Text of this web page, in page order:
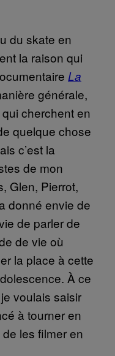
du skate en
la raison qui
La
générale,
qui cherchent en
quelque chose
c’est la
de mon
Glen, Pierrot,
donné envie de
de parler de
de vie où
la place à cette
À ce
voulais saisir
à tourner en
les filmer en